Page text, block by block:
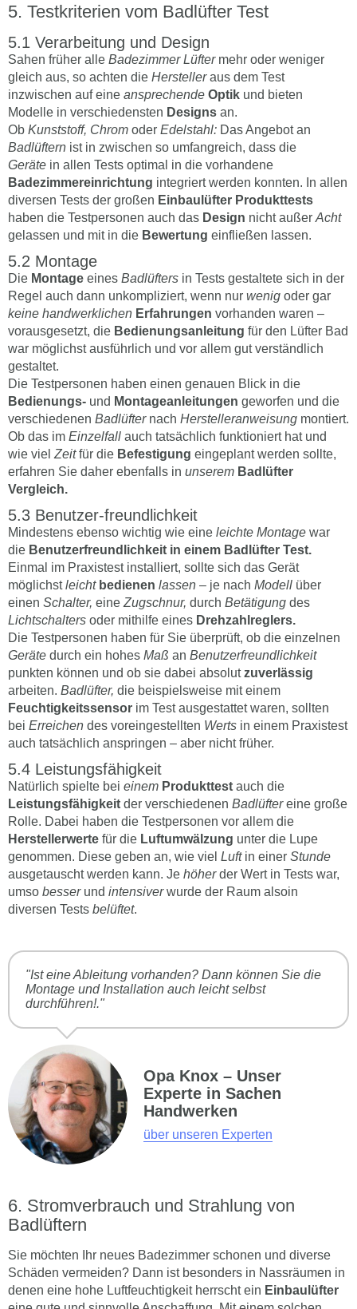
Testkriterien vom Badlüfter Test
Verarbeitung und Design
Sahen früher alle Badezimmer Lüftermehr oder weniger
gleich aus, so achten die Herstelleraus dem Test
inzwischen auf eine ansprechende Optik und bieten
Modelle in verschiedensten Designs an.
Ob Kunststoff, Chrom oder Edelstahl: Das Angebot an
Badlüftern ist in zwischen so umfangreich, dass die
Geräte in allen Tests optimal in die vorhandene
Badezimmereinrichtung integriert werden konnten. In allen
diversen Tests der großen Einbaulüfter Produkttests
haben die Testpersonen auch das Design nicht außer Acht
gelassen und mit in die Bewertung einfließen lassen.
Montage
Die Montage eines Badlüfters in Tests gestaltete sich in der
Regel auch dann unkompliziert, wenn nur wenig oder gar
keine handwerklichen Erfahrungen vorhanden waren –
vorausgesetzt, die Bedienungsanleitung für den Lüfter Bad
war möglichst ausführlich und vor allem gut verständlich
gestaltet.
Die Testpersonen haben einen genauen Blick in die
Bedienungs- und Montageanleitungen geworfen und die
verschiedenen Badlüfternach Herstelleranweisung montiert.
Ob das im Einzelfall auch tatsächlich funktioniert hat und
wie viel Zeitfür die Befestigung eingeplant werden sollte,
erfahren Sie daher ebenfalls in unserem Badlüfter
Vergleich.
Benutzer-freundlichkeit
Mindestens ebenso wichtig wie eine leichte Montage war
die Benutzerfreundlichkeit in einem Badlüfter Test.
Einmal im Praxistest installiert, sollte sich das Gerät
möglichstleichtbedienen lassen – je nach Modell über
einen Schalter, eine Zugschnur, durch Betätigung des
Lichtschalters oder mithilfe eines Drehzahlreglers.
Die Testpersonen haben für Sie überprüft, ob die einzelnen
Geräte durch ein hohes Maß an Benutzerfreundlichkeit
punkten können und ob sie dabei absolutzuverlässig
arbeiten. Badlüfter, die beispielsweise mit einem
Feuchtigkeitssensor im Test ausgestattet waren, sollten
bei Erreichen des voreingestellten Werts in einem Praxistest
auch tatsächlich anspringen – aber nicht früher.
Leistungsfähigkeit
Natürlich spielte bei einem Produkttest auch die
Leistungsfähigkeit der verschiedenen Badlüftereine große
Rolle. Dabei haben die Testpersonen vor allem die
Herstellerwerte für die Luftumwälzung unter die Lupe
genommen. Diese geben an, wie viel Luftin einer Stunde
ausgetauscht werden kann. Je höherder Wert in Tests war,
umso besserund intensiverwurde der Raum alsoin
diversen Tests belüftet.
"Ist eine Ableitung vorhanden? Dann können Sie die
Montage und Installation auch leicht selbst
durchführen!."
Opa Knox – Unser
Experte in Sachen
Handwerken
über unseren Experten
Stromverbrauch und Strahlung von
Badlüftern
Sie möchten Ihr neues Badezimmer schonen und diverse
Schäden vermeiden? Dann ist besonders in Nassräumen in
denen eine hohe Luftfeuchtigkeit herrscht ein Einbaulüfter